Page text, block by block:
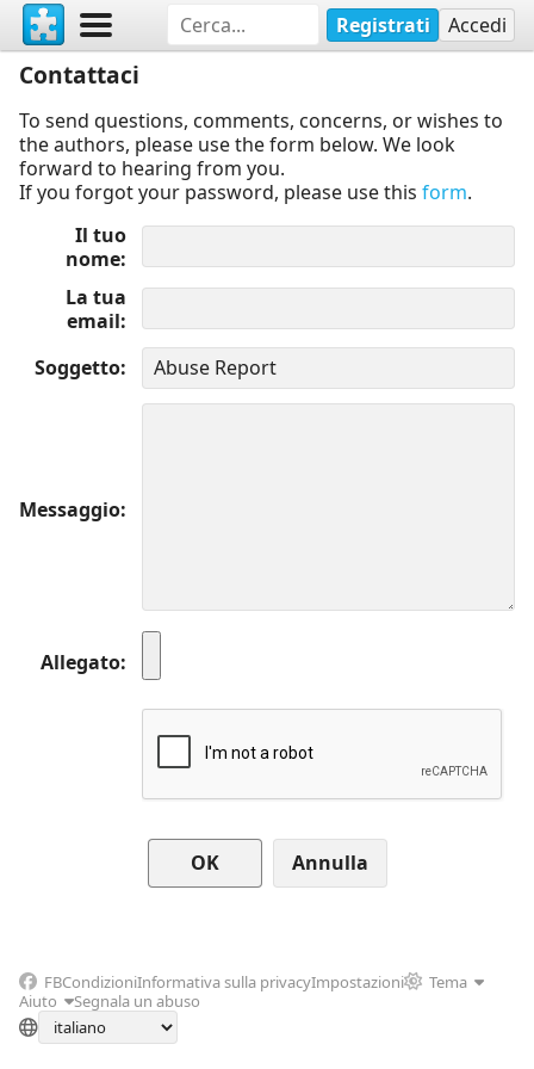
Registrati Accedi
Contattaci
To send questions, comments, concerns, or wishes to
the authors, please use the form below. We look
forward to hearing from you.
If you forgot your password, please use this form.
Il tuo
nome
La tua
email
Soggetto
Messaggio
Allegato
Annulla
FBCondizioniInformativa sulla privacyImpostazioni
Tema
Aiuto
Segnala un abuso